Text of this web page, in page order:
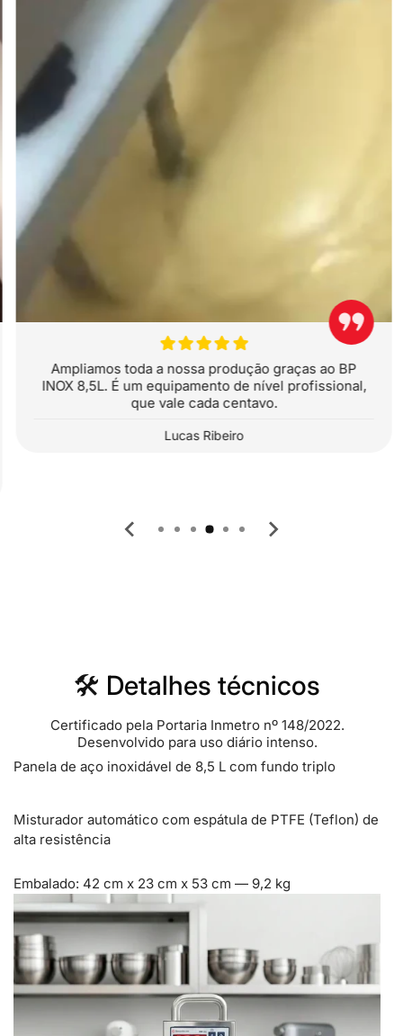
Ampliamos toda a nossa produção graças ao BP
INOX 8,5L. É um equipamento de nível profissional,
que vale cada centavo.
Lucas Ribeiro
🛠 Detalhes técnicos
Certificado pela Portaria Inmetro nº 148/2022.
Desenvolvido para uso diário intenso.
Panela de aço inoxidável de 8,5 L com fundo triplo
Misturador automático com espátula de PTFE (Teflon) de
alta resistência
Embalado: 42 cm x 23 cm x 53 cm — 9,2 kg